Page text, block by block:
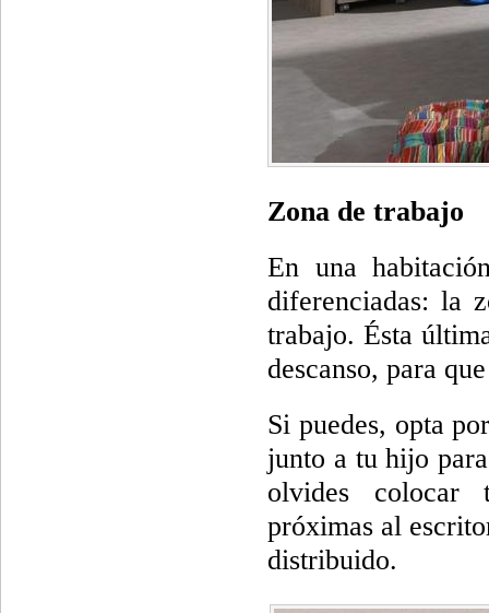
Zona de trabajo
En una
diferenciadas: la
trabajo. Ésta
descanso, para
Si puedes, opta
junto a tu hijo
olvides colocar
próximas al
distribuido.